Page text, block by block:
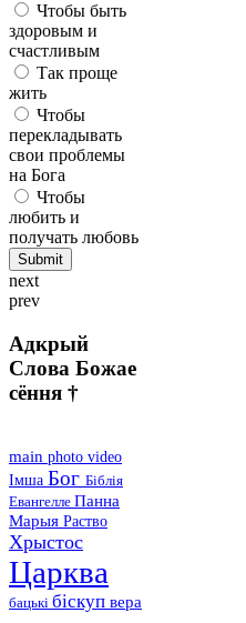
Чтобы быть
здоровым и
счастливым
Так проще
жить
Чтобы
перекладывать
свои проблемы
на Бога
Чтобы
любить и
получать любовь
next
prev
Адкрый
Слова Божае
сёння †
main photo video
Імша Бог Біблія
Евангелле Панна
Марыя Раство
Хрыстос
Царква
бацькі біскуп вера